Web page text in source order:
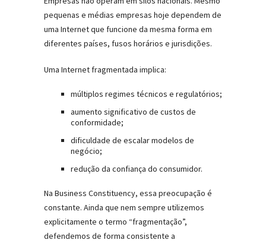
pequenas e médias empresas hoje dependem de
uma Internet que funcione da mesma forma em
diferentes países, fusos horários e jurisdições.
Uma Internet fragmentada implica:
múltiplos regimes técnicos e regulatórios;
aumento significativo de custos de
conformidade;
dificuldade de escalar modelos de
negócio;
redução da confiança do consumidor.
Na Business Constituency, essa preocupação é
constante. Ainda que nem sempre utilizemos
explicitamente o termo “fragmentação”,
defendemos de forma consistente a